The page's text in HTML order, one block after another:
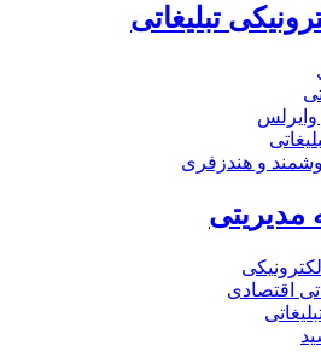
تبلیغاتی
وایرلس
و هندزفری
اقتصادی